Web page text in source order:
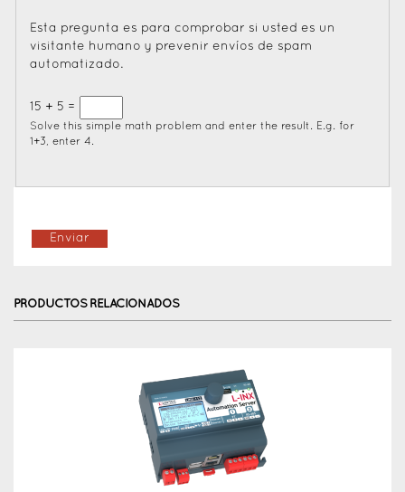
Esta pregunta es para comprobar si usted es un
visitante humano y prevenir envíos de spam
automatizado.
15 + 5 =
Solve this simple math problem and enter the result. E.g. for
1+3, enter 4.
PRODUCTOS RELACIONADOS